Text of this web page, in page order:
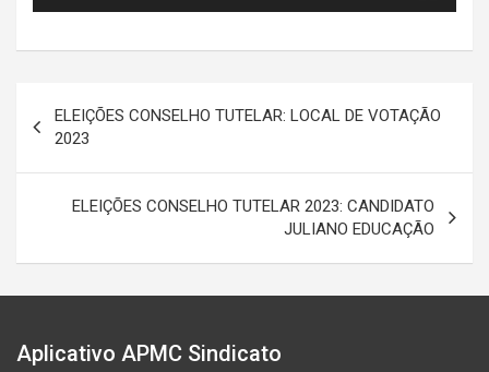
Navegação
de
Post
ELEIÇÕES CONSELHO TUTELAR: LOCAL DE VOTAÇÃO
2023
ELEIÇÕES CONSELHO TUTELAR 2023: CANDIDATO
JULIANO EDUCAÇÃO
Aplicativo APMC Sindicato